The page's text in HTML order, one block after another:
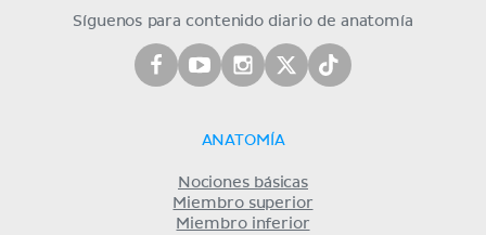
Síguenos para contenido diario de anatomía
ANATOMÍA
Nociones básicas
Miembro superior
Miembro inferior